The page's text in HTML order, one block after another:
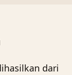
dari